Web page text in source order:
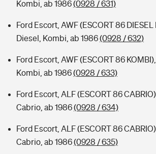
Kombi, ab 1986(0928 / 631)
Ford Escort, AWF (ESCORT 86 DIESEL
Diesel, Kombi, ab 1986(0928 / 632)
Ford Escort, AWF (ESCORT 86
Kombi, ab 1986(0928 / 633)
Ford Escort, ALF (ESCORT 86
Cabrio, ab 1986(0928 / 634)
Ford Escort, ALF (ESCORT 86
Cabrio, ab 1986(0928 / 635)